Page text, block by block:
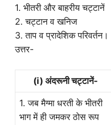
1. भीतरी और बाहरीय चट्टानें
2. चट्टान व खनिज
3. ताप व प्रादेशिक परिवर्तन।
उत्तर-
(i) अंदरूनी चट्टानें-
1. जब मैग्मा धरती के भीतरी
भाग में ही जमकर ठोस रूप